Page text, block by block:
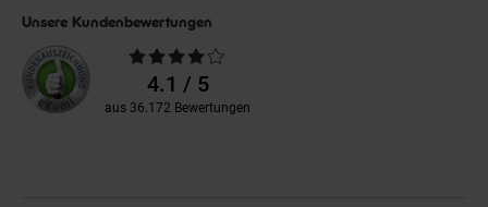
Unsere Kundenbewertungen
Durchschnittliche
Bewertungen4.1 / 5
aus 36.172 Bewertungen